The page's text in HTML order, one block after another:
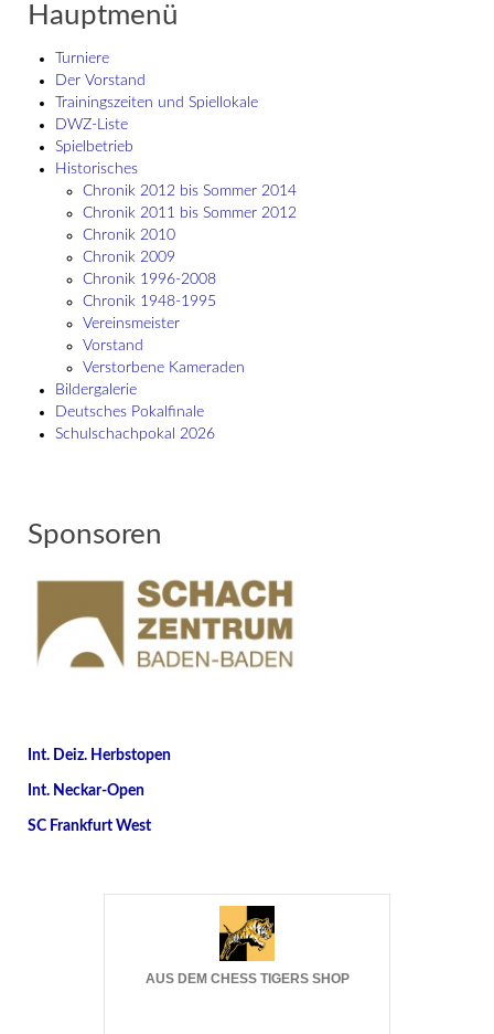
Hauptmenü
Turniere
Der Vorstand
Trainingszeiten und Spiellokale
DWZ-Liste
Spielbetrieb
Historisches
Chronik 2012 bis Sommer 2014
Chronik 2011 bis Sommer 2012
Chronik 2010
Chronik 2009
Chronik 1996-2008
Chronik 1948-1995
Vereinsmeister
Vorstand
Verstorbene Kameraden
Bildergalerie
Deutsches Pokalfinale
Schulschach­pokal 2026
Sponsoren
Int. Deiz. Herbstopen
Int. Neckar-Open
SC Frankfurt West
AUS DEM CHESS TIGERS SHOP